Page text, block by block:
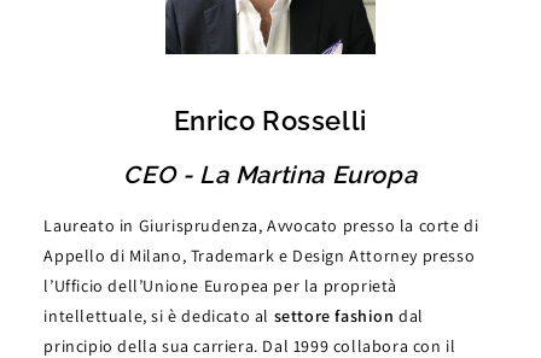
Enrico Rosselli
CEO - La Martina Europa
Laureato in Giurisprudenza, Avvocato presso la corte di
Appello di Milano, Trademark e Design Attorney presso
l’Ufficio dell’Unione Europea per la proprietà
intellettuale, si è dedicato al settore fashion dal
principio della sua carriera. Dal 1999 collabora con il